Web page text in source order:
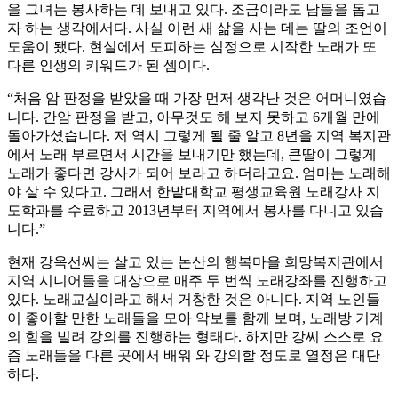
을 그녀는 봉사하는 데 보내고 있다. 조금이라도 남들을 돕고
자 하는 생각에서다. 사실 이런 새 삶을 사는 데는 딸의 조언이
도움이 됐다. 현실에서 도피하는 심정으로 시작한 노래가 또
다른 인생의 키워드가 된 셈이다.
“처음 암 판정을 받았을 때 가장 먼저 생각난 것은 어머니였습
니다. 간암 판정을 받고, 아무것도 해 보지 못하고 6개월 만에
돌아가셨습니다. 저 역시 그렇게 될 줄 알고 8년을 지역 복지관
에서 노래 부르면서 시간을 보내기만 했는데, 큰딸이 그렇게
노래가 좋다면 강사가 되어 보라고 하더라고요. 엄마는 노래해
야 살 수 있다고. 그래서 한밭대학교 평생교육원 노래강사 지
도학과를 수료하고 2013년부터 지역에서 봉사를 다니고 있습
니다.”
현재 강옥선씨는 살고 있는 논산의 행복마을 희망복지관에서
지역 시니어들을 대상으로 매주 두 번씩 노래강좌를 진행하고
있다. 노래교실이라고 해서 거창한 것은 아니다. 지역 노인들
이 좋아할 만한 노래들을 모아 악보를 함께 보며, 노래방 기계
의 힘을 빌려 강의를 진행하는 형태다. 하지만 강씨 스스로 요
즘 노래들을 다른 곳에서 배워 와 강의할 정도로 열정은 대단
하다.